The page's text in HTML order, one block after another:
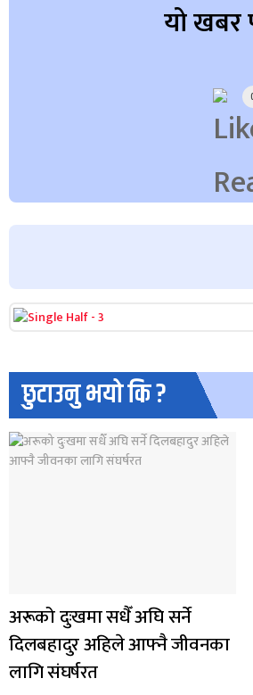
यो खबर
छुटाउनु भयो कि ?
अरूको दुःखमा सधैँ अघि सर्ने
दिलबहादुर अहिले आफ्नै जीवनका
लागि संघर्षरत